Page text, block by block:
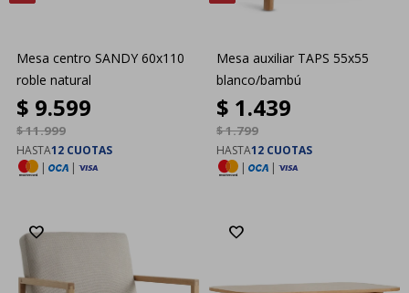
Mesa centro SANDY 60x110
roble natural
$ 9.599
$11.999
HASTA12 CUOTAS
|
|
Mesa auxiliar TAPS 55x55
blanco/bambú
$ 1.439
$1.799
HASTA12 CUOTAS
|
|